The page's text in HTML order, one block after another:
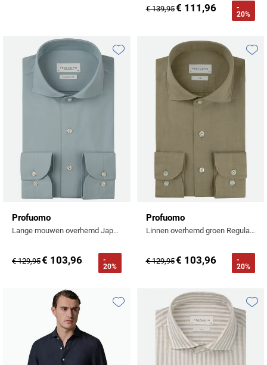
€ 139,95€ 111,96
-
20%
Profuomo
Lange mouwen overhemd Japanese knitted turquoise
€ 129,95€ 103,96
-
20%
Toevoegen aan favorieten
Profuomo
Linnen overhemd groen Regular fit
€ 129,95€ 103,96
-
20%
Toevoegen aan favorieten